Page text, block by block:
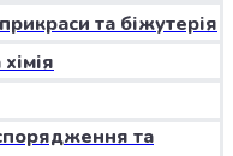
та біжутерія
та